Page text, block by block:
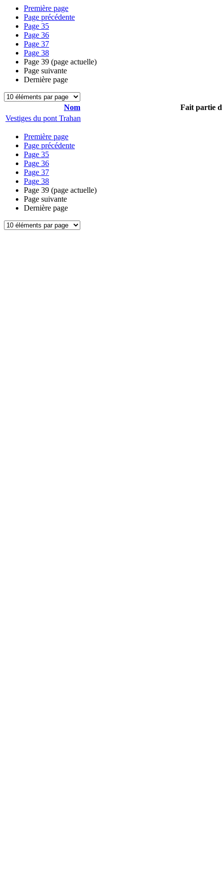
Première page
Page précédente
Page 35
Page 36
Page 37
Page 38
Page 39 (page actuelle)
Page suivante
Dernière page
Nom
Fait partie
Vestiges du pont Trahan
Première page
Page précédente
Page 35
Page 36
Page 37
Page 38
Page 39 (page actuelle)
Page suivante
Dernière page